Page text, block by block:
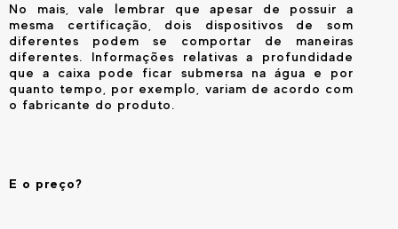
No mais, vale lembrar que apesar de possuir a
mesma certificação, dois dispositivos de som
diferentes podem se comportar de maneiras
diferentes. Informações relativas a profundidade
que a caixa pode ficar submersa na água e por
quanto tempo, por exemplo, variam de acordo com
o fabricante do produto.
E o preço?